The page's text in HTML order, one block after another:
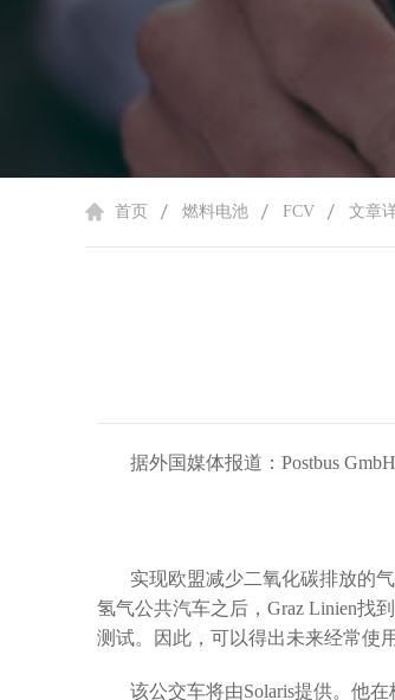
首页 燃料电池 FCV 文章
据外国媒体报道： Postbus GmbH
实现欧盟减少二氧化碳排放的
氢气公共汽车之后， Graz Linien找
测试。因此，可以得出未来经常使
该公交车将由Solaris提供。他在